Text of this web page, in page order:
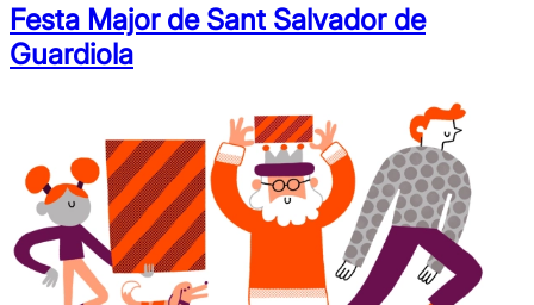
Festa Major de Sant Salvador de
Guardiola